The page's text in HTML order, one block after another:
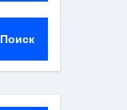
Поиск